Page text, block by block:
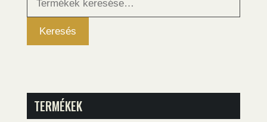
Keresés
TERMÉKEK